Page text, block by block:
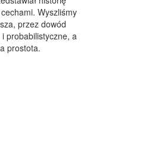
Wyszliśmy
przez dowód
probabilistyczne, a
prostota.